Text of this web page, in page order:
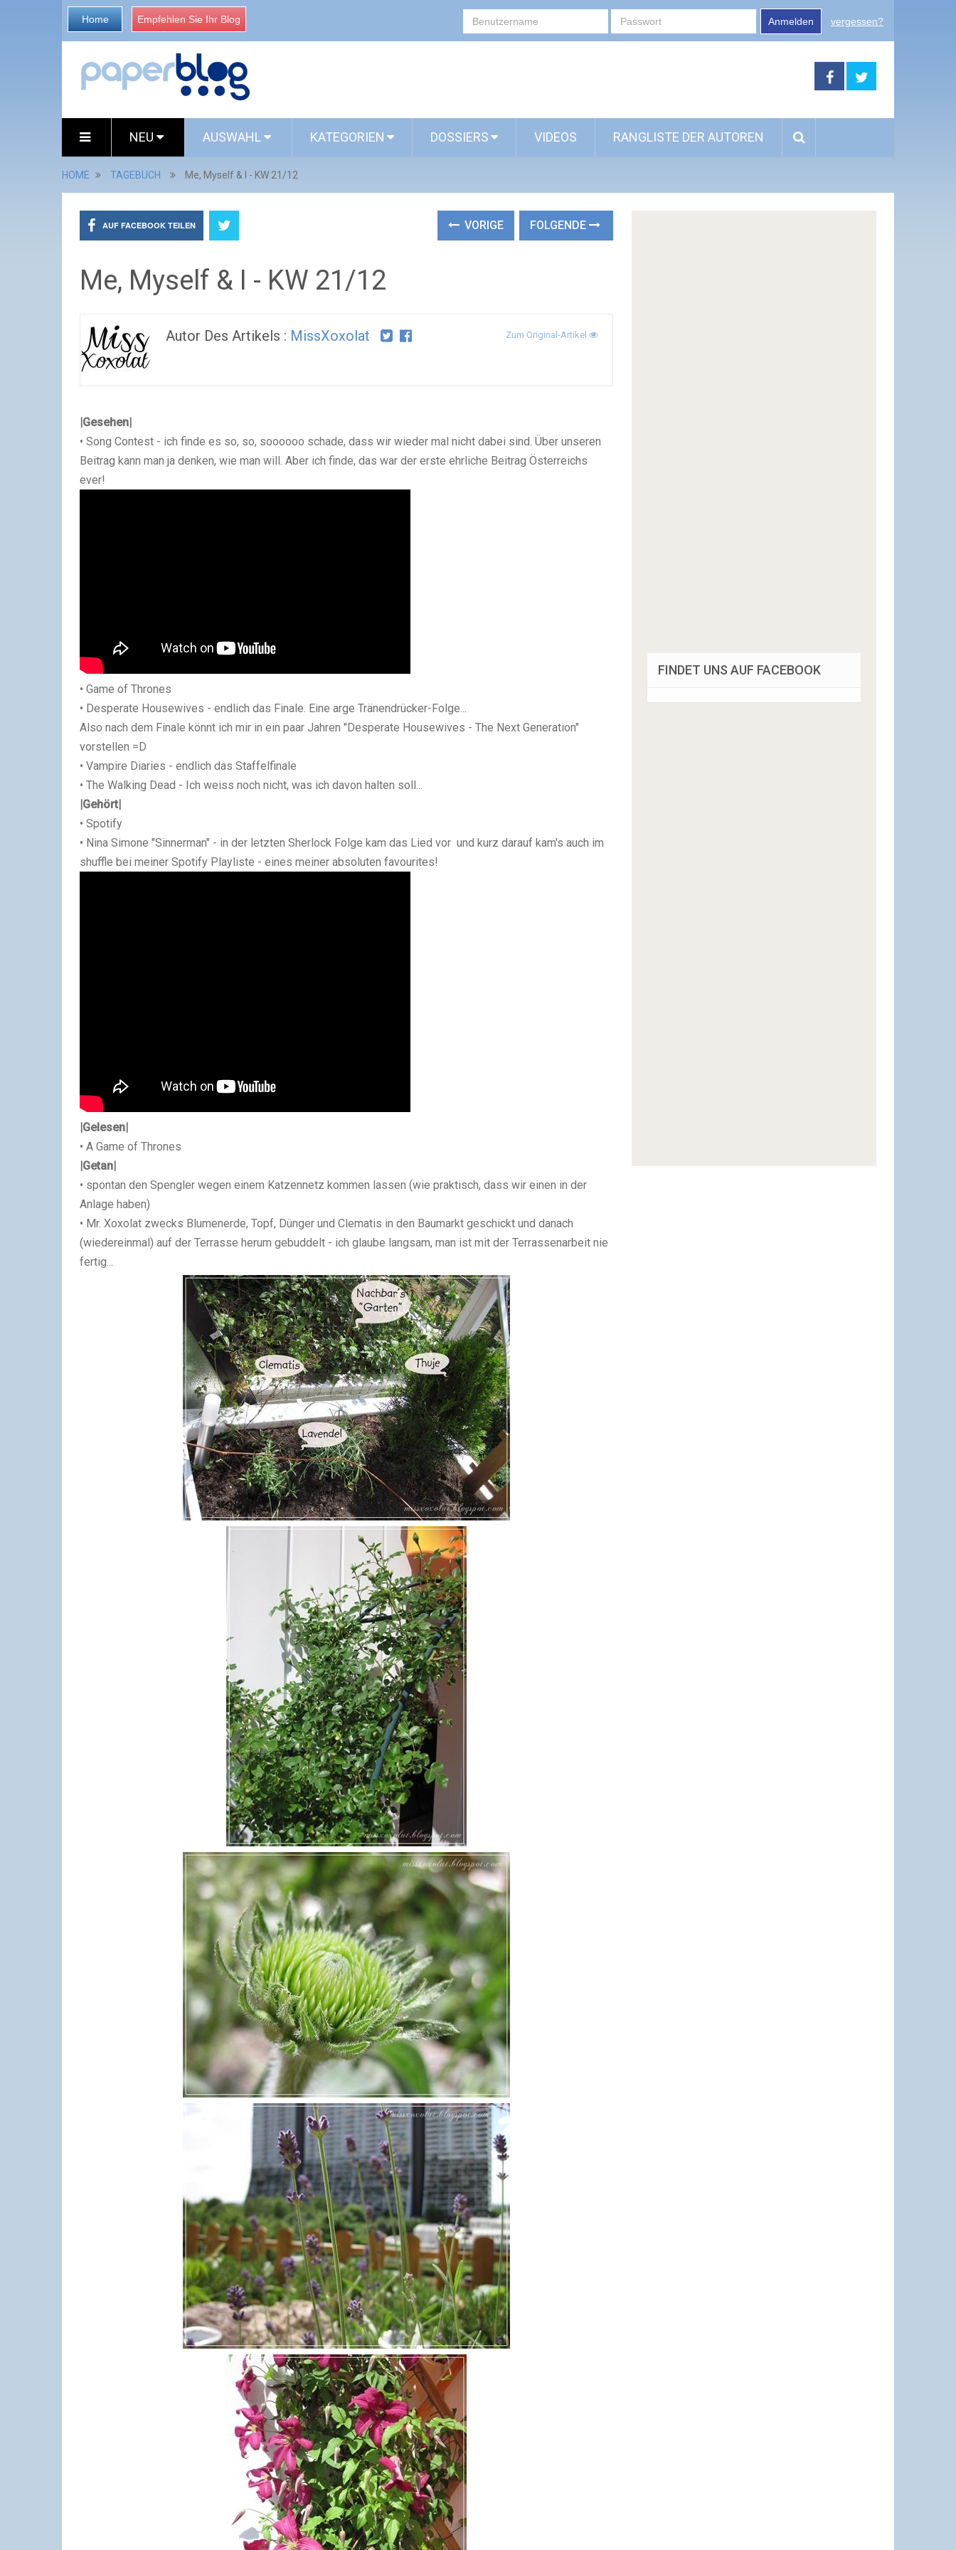
Home Empfehlen Sie Ihr Blog Anmelden vergessen?
NEU AUSWAHL KATEGORIEN DOSSIERS VIDEOS RANGLISTE DER AUTOREN
HOME TAGEBUCH Me, Myself & I - KW 21/12
AUF FACEBOOK TEILEN VORIGE FOLGENDE
Me, Myself & I - KW 21/12
Autor Des Artikels : MissXoxolat Zum Original-Artikel
|Gesehen|
• Song Contest - ich finde es so, so, soooooo schade, dass wir wieder mal nicht dabei sind. Über unseren
Beitrag kann man ja denken, wie man will. Aber ich finde, das war der erste ehrliche Beitrag Österreichs
ever!
• Game of Thrones
• Desperate Housewives - endlich das Finale. Eine arge Tränendrücker-Folge...
Also nach dem Finale könnt ich mir in ein paar Jahren "Desperate Housewives - The Next Generation"
vorstellen =D
• Vampire Diaries - endlich das Staffelfinale
• The Walking Dead - Ich weiss noch nicht, was ich davon halten soll...
|Gehört|
• Spotify
• Nina Simone "Sinnerman" - in der letzten Sherlock Folge kam das Lied vor und kurz darauf kam's auch im
shuffle bei meiner Spotify Playliste - eines meiner absoluten favourites!
|Gelesen|
• A Game of Thrones
|Getan|
• spontan den Spengler wegen einem Katzennetz kommen lassen (wie praktisch, dass wir einen in der
Anlage haben)
• Mr. Xoxolat zwecks Blumenerde, Topf, Dünger und Clematis in den Baumarkt geschickt und danach
(wiedereinmal) auf der Terrasse herum gebuddelt - ich glaube langsam, man ist mit der Terrassenarbeit nie
fertig...
FINDET UNS AUF FACEBOOK